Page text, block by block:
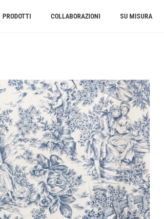
PRODOTTI COLLABORAZIONI SU MISURA